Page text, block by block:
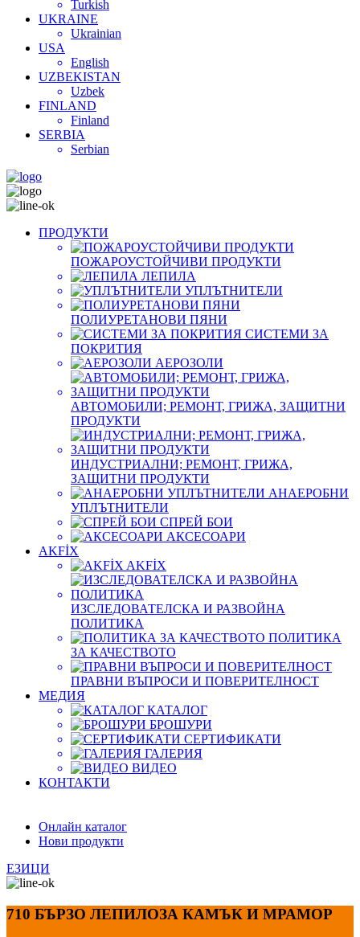
Turkish
UKRAINE
Ukrainian
USA
English
UZBEKISTAN
Uzbek
FINLAND
Finland
SERBIA
Serbian
ПРОДУКТИ
ПОЖАРОУСТОЙЧИВИ ПРОДУКТИ
ЛЕПИЛА
УПЛЪТНИТЕЛИ
ПОЛИУРЕТАНОВИ ПЯНИ
СИСТЕМИ ЗА
ПОКРИТИЯ
АЕРОЗОЛИ
АВТОМОБИЛИ; РЕМОНТ, ГРИЖА, ЗАЩИТНИ
ПРОДУКТИ
ИНДУСТРИАЛНИ; РЕМОНТ, ГРИЖА,
ЗАЩИТНИ ПРОДУКТИ
АНАЕРОБНИ
УПЛЪТНИТЕЛИ
СПРЕЙ БОИ
АКСЕСОАРИ
AKFİX
AKFİX
ИЗСЛЕДОВАТЕЛСКА И РАЗВОЙНА
ПОЛИТИКА
ПОЛИТИКА
ЗА КАЧЕСТВОТО
ПРАВНИ ВЪПРОСИ И ПОВЕРИТЕЛНОСТ
МЕДИЯ
КАТАЛОГ
БРОШУРИ
СЕРТИФИКАТИ
ГАЛЕРИЯ
ВИДЕО
КОНТАКТИ
Онлайн каталог
Нови продукти
ЕЗИЦИ
710 БЪРЗО ЛЕПИЛОЗА КАМЪК И МРАМОP